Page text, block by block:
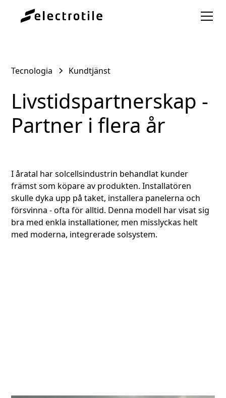
Tecnologia Kundtjänst
Livstidspartnerskap -
Partner i flera år
I åratal har solcellsindustrin behandlat kunder
främst som köpare av produkten. Installatören
skulle dyka upp på taket, installera panelerna och
försvinna - ofta för alltid. Denna modell har visat sig
bra med enkla installationer, men misslyckas helt
med moderna, integrerade solsystem.